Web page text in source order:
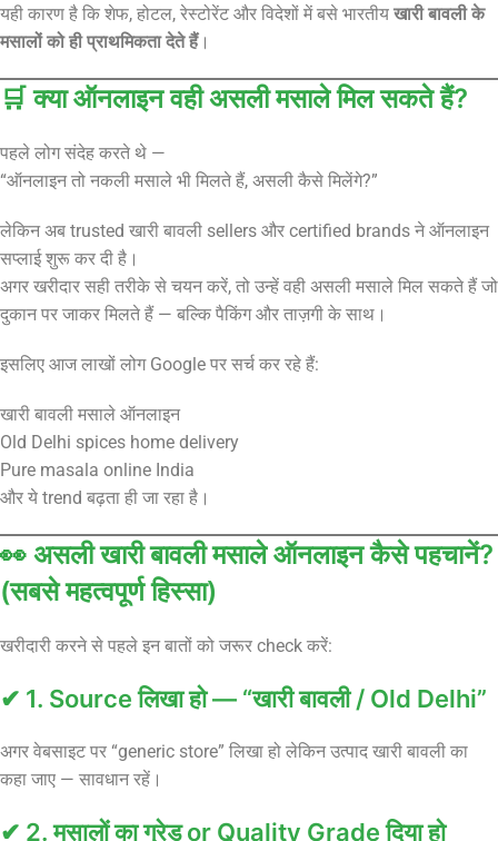
यही कारण है कि शेफ, होटल, रेस्टोरेंट और विदेशों में बसे भारतीय खारी बावली के
मसालों को ही प्राथमिकता देते हैं।
🛒 क्या ऑनलाइन वही असली मसाले मिल सकते हैं?
पहले लोग संदेह करते थे —
“ऑनलाइन तो नकली मसाले भी मिलते हैं, असली कैसे मिलेंगे?”
लेकिन अब trusted खारी बावली sellers और certified brands ने ऑनलाइन
सप्लाई शुरू कर दी है।
अगर खरीदार सही तरीके से चयन करें, तो उन्हें वही असली मसाले मिल सकते हैं जो
दुकान पर जाकर मिलते हैं — बल्कि पैकिंग और ताज़गी के साथ।
इसलिए आज लाखों लोग Google पर सर्च कर रहे हैं:
खारी बावली मसाले ऑनलाइन
Old Delhi spices home delivery
Pure masala online India
और ये trend बढ़ता ही जा रहा है।
👀 असली खारी बावली मसाले ऑनलाइन कैसे पहचानें?
(सबसे महत्वपूर्ण हिस्सा)
खरीदारी करने से पहले इन बातों को जरूर check करें:
✔ 1. Source लिखा हो — “खारी बावली / Old Delhi”
अगर वेबसाइट पर “generic store” लिखा हो लेकिन उत्पाद खारी बावली का
कहा जाए — सावधान रहें।
✔ 2. मसालों का ग्रेड or Quality Grade दिया हो